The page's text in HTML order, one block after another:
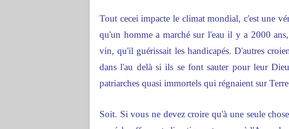
Tout cecei impacte le climat mondial, c'est une
qu'un homme a marché sur l'eau il y a 2000
vin, qu'il guérissait les handicapés. D'autres
dans l'au delà si ils se font sauter pour leur
patriarches quasi immortels qui régnaient sur
Soit. Si vous ne devez croire qu'à une seule